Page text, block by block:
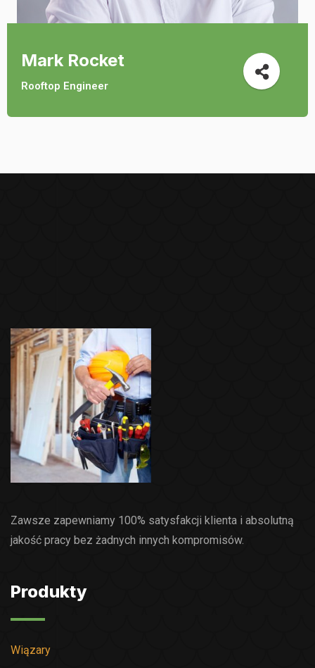
Mark Rocket
Rooftop Engineer
Zawsze zapewniamy 100% satysfakcji klienta i absolutną
jakość pracy bez żadnych innych kompromisów.
Produkty
Wiązary